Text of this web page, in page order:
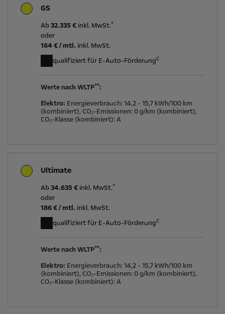
GS
Ab32.335 € inkl. MwSt.*
oder
164€ / mtl. inkl. MwSt.
qualifiziert für E-Auto-Förderungc
Werte nach WLTP**:
Elektro: Energieverbrauch:14,2 - 15,7 kWh/100 km
(kombiniert), CO₂-Emissionen:0 g/km (kombiniert),
CO₂-Klasse (kombiniert):A
Ultimate
Ab34.635 € inkl. MwSt.*
oder
186€ / mtl. inkl. MwSt.
qualifiziert für E-Auto-Förderungc
Werte nach WLTP**:
Elektro: Energieverbrauch:14,2 - 15,7 kWh/100 km
(kombiniert), CO₂-Emissionen:0 g/km (kombiniert),
CO₂-Klasse (kombiniert):A